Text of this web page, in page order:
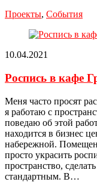
Проекты, События
10.04.2021
Роспись в кафе
Меня часто просят
я работаю с
поведаю об этой
находится в бизнес
набережной.
просто украсить
пространство,
стандартным. В…